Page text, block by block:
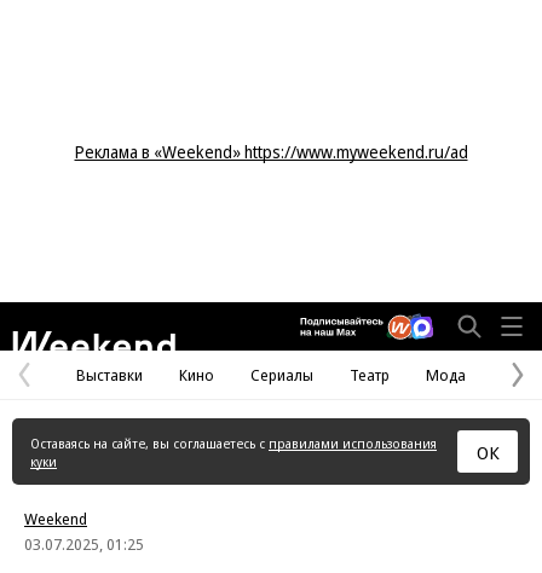
Реклама в «Weekend» https://www.myweekend.ru/ad
Предыдущая
страница
Выставки Кино Сериалы Театр Мода
Оставаясь на сайте, вы соглашаетесь с правилами использования
куки
ОК
Weekend
03.07.2025, 01:25